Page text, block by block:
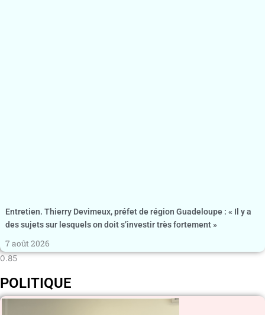
Entretien. Thierry Devimeux, préfet de région Guadeloupe : « Il y a
des sujets sur lesquels on doit s’investir très fortement »
7 août 2026
POLITIQUE